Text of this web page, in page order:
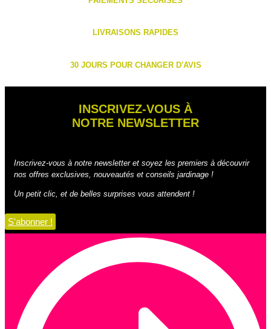
LIVRAISONS RAPIDES
30 JOURS POUR CHANGER D'AVIS
INSCRIVEZ-VOUS À
NOTRE NEWSLETTER
Inscrivez-vous à notre newsletter et soyez les premiers à découvrir
nos offres exclusives, nouveautés et conseils jardinage !
Un petit clic, et de belles surprises vous attendent !
S'abonner !